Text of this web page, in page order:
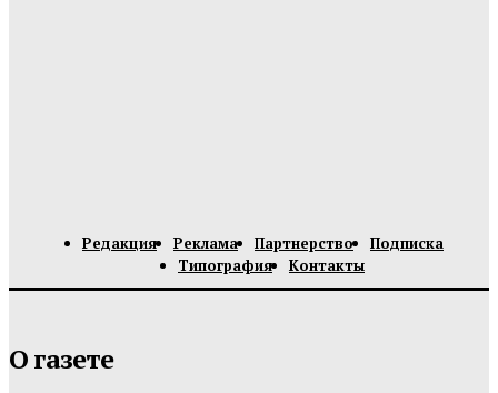
Редакция Реклама Партнерство
Подписка
Типография
Контакты
О газете